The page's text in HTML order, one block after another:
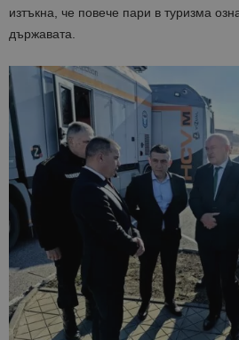
изтъкна, че повече пари в туризма
държавата.